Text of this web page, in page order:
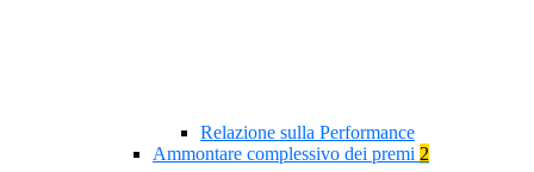
Relazione sulla Performance
Ammontare complessivo dei premi 2